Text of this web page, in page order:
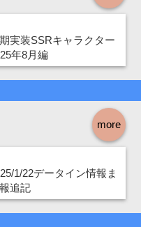
実装SSRキャラクター
年8月編
more
1/22データイン情報ま
追記